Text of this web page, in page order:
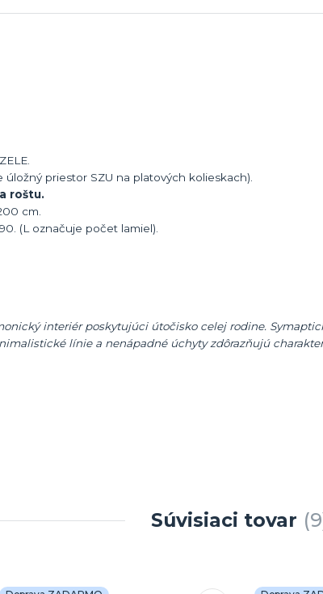
priestor SZU na platových kolieskach).
roštu.
cm.
(L označuje počet lamiel).
interiér poskytujúci útočisko celej rodine.
línie a nenápadné úchyty zdôrazňujú
Súvisiaci tovar 9